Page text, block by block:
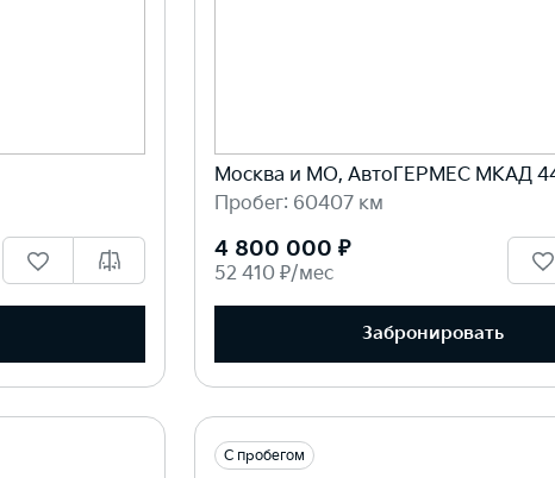
Москва и МО, АвтоГЕРМЕС МКАД
Пробег: 60407 км
4 800 000 ₽
52 410 ₽/мес
Забронировать
С пробегом